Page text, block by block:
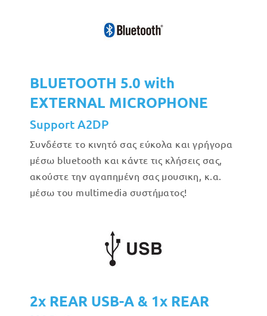
BLUETOOTH 5.0 with
EXTERNAL MICROPHONE
Support A2DP
Συνδέστε το κινητό σας εύκολα και γρήγορα
μέσω bluetooth και κάντε τις κλήσεις σας,
ακούστε την αγαπημένη σας μουσικη, κ.α.
μέσω του multimedia συστήματος!
2x REAR USB-A & 1x REAR